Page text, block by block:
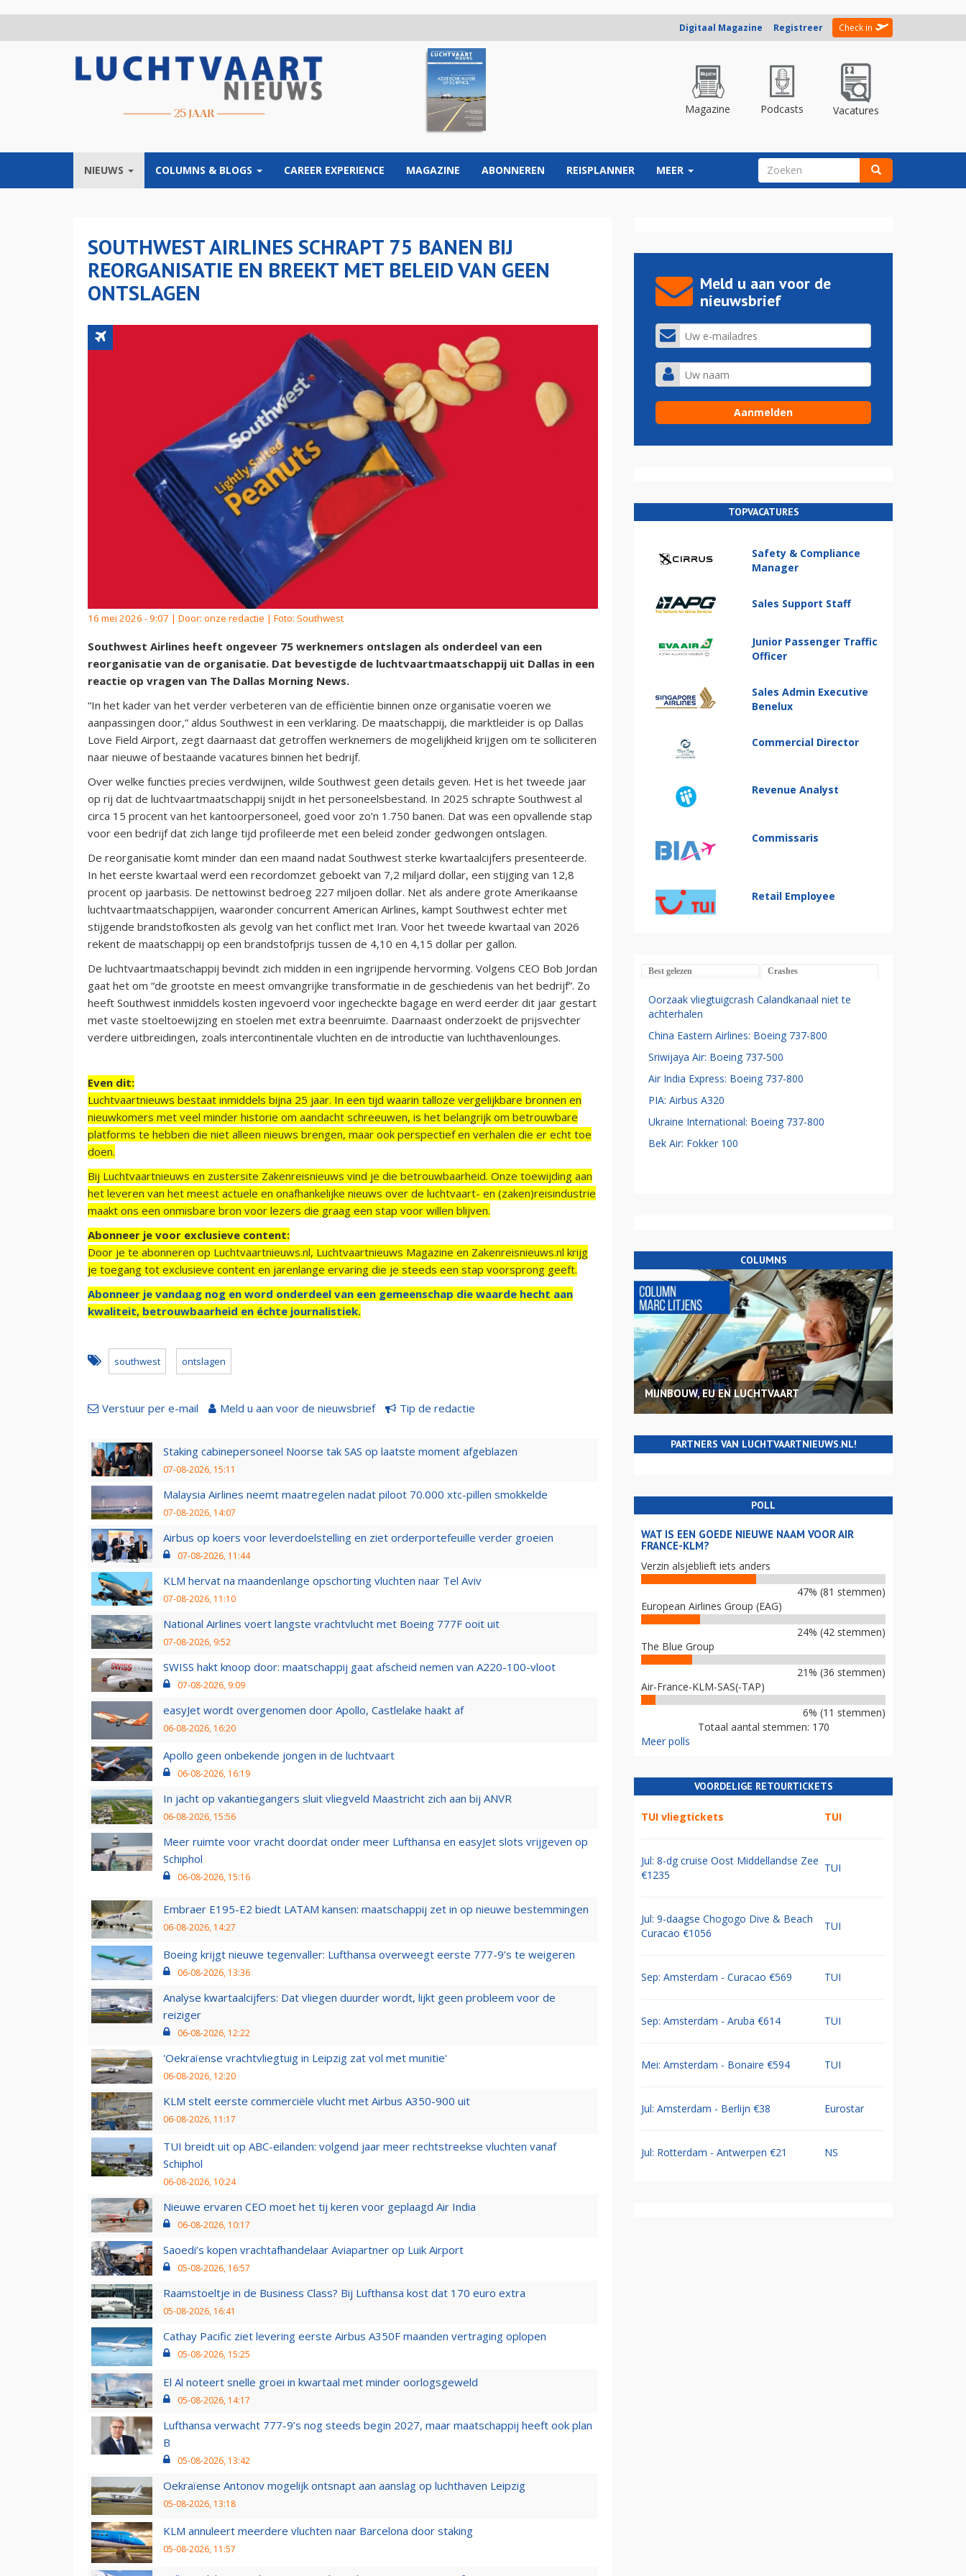
Digitaal Magazine Registreer Check in
Magazine Podcasts Vacatures
NIEUWS COLUMNS & BLOGS CAREER EXPERIENCE MAGAZINE ABONNEREN REISPLANNER MEER ZOEKVELD
SOUTHWEST AIRLINES SCHRAPT 75 BANEN BIJ
REORGANISATIE EN BREEKT MET BELEID VAN GEEN
ONTSLAGEN
16 mei 2026 - 9:07 | Door: onze redactie | Foto: Southwest
Southwest Airlines heeft ongeveer 75 werknemers ontslagen als onderdeel van een
reorganisatie van de organisatie. Dat bevestigde de luchtvaartmaatschappij uit Dallas in een
reactie op vragen van The Dallas Morning News.
“In het kader van het verder verbeteren van de efficiëntie binnen onze organisatie voeren we
aanpassingen door,” aldus Southwest in een verklaring. De maatschappij, die marktleider is op Dallas
Love Field Airport, zegt daarnaast dat getroffen werknemers de mogelijkheid krijgen om te solliciteren
naar nieuwe of bestaande vacatures binnen het bedrijf.
Over welke functies precies verdwijnen, wilde Southwest geen details geven. Het is het tweede jaar
op rij dat de luchtvaartmaatschappij snijdt in het personeelsbestand. In 2025 schrapte Southwest al
circa 15 procent van het kantoorpersoneel, goed voor zo’n 1.750 banen. Dat was een opvallende stap
voor een bedrijf dat zich lange tijd profileerde met een beleid zonder gedwongen ontslagen.
De reorganisatie komt minder dan een maand nadat Southwest sterke kwartaalcijfers presenteerde.
In het eerste kwartaal werd een recordomzet geboekt van 7,2 miljard dollar, een stijging van 12,8
procent op jaarbasis. De nettowinst bedroeg 227 miljoen dollar. Net als andere grote Amerikaanse
luchtvaartmaatschappijen, waaronder concurrent American Airlines, kampt Southwest echter met
stijgende brandstofkosten als gevolg van het conflict met Iran. Voor het tweede kwartaal van 2026
rekent de maatschappij op een brandstofprijs tussen de 4,10 en 4,15 dollar per gallon.
De luchtvaartmaatschappij bevindt zich midden in een ingrijpende hervorming. Volgens CEO Bob Jordan
gaat het om “de grootste en meest omvangrijke transformatie in de geschiedenis van het bedrijf”. Zo
heeft Southwest inmiddels kosten ingevoerd voor ingecheckte bagage en werd eerder dit jaar gestart
met vaste stoeltoewijzing en stoelen met extra beenruimte. Daarnaast onderzoekt de prijsvechter
verdere uitbreidingen, zoals intercontinentale vluchten en de introductie van luchthavenlounges.
Even dit:
Luchtvaartnieuws bestaat inmiddels bijna 25 jaar. In een tijd waarin talloze vergelijkbare bronnen en
nieuwkomers met veel minder historie om aandacht schreeuwen, is het belangrijk om betrouwbare
platforms te hebben die niet alleen nieuws brengen, maar ook perspectief en verhalen die er echt toe
doen.
Bij Luchtvaartnieuws en zustersite Zakenreisnieuws vind je die betrouwbaarheid. Onze toewijding aan
het leveren van het meest actuele en onafhankelijke nieuws over de luchtvaart- en (zaken)reisindustrie
maakt ons een onmisbare bron voor lezers die graag een stap voor willen blijven.
Abonneer je voor exclusieve content:
Door je te abonneren op Luchtvaartnieuws.nl, Luchtvaartnieuws Magazine en Zakenreisnieuws.nl krijg
je toegang tot exclusieve content en jarenlange ervaring die je steeds een stap voorsprong geeft.
Abonneer je vandaag nog en word onderdeel van een gemeenschap die waarde hecht aan
kwaliteit, betrouwbaarheid en échte journalistiek.
southwest ontslagen
Verstuur per e-mail Meld u aan voor de nieuwsbrief Tip de redactie
Staking cabinepersoneel Noorse tak SAS op laatste moment afgeblazen
07-08-2026, 15:11
Malaysia Airlines neemt maatregelen nadat piloot 70.000 xtc-pillen smokkelde
07-08-2026, 14:07
Airbus op koers voor leverdoelstelling en ziet orderportefeuille verder groeien
07-08-2026, 11:44
KLM hervat na maandenlange opschorting vluchten naar Tel Aviv
07-08-2026, 11:10
National Airlines voert langste vrachtvlucht met Boeing 777F ooit uit
07-08-2026, 9:52
SWISS hakt knoop door: maatschappij gaat afscheid nemen van A220-100-vloot
07-08-2026, 9:09
easyJet wordt overgenomen door Apollo, Castlelake haakt af
06-08-2026, 16:20
Apollo geen onbekende jongen in de luchtvaart
06-08-2026, 16:19
In jacht op vakantiegangers sluit vliegveld Maastricht zich aan bij ANVR
06-08-2026, 15:56
Meer ruimte voor vracht doordat onder meer Lufthansa en easyJet slots vrijgeven op
Schiphol
06-08-2026, 15:16
Embraer E195-E2 biedt LATAM kansen: maatschappij zet in op nieuwe bestemmingen
06-08-2026, 14:27
Boeing krijgt nieuwe tegenvaller: Lufthansa overweegt eerste 777-9’s te weigeren
06-08-2026, 13:36
Analyse kwartaalcijfers: Dat vliegen duurder wordt, lijkt geen probleem voor de
reiziger
06-08-2026, 12:22
'Oekraïense vrachtvliegtuig in Leipzig zat vol met munitie'
06-08-2026, 12:20
KLM stelt eerste commerciële vlucht met Airbus A350-900 uit
06-08-2026, 11:17
TUI breidt uit op ABC-eilanden: volgend jaar meer rechtstreekse vluchten vanaf
Schiphol
06-08-2026, 10:24
Nieuwe ervaren CEO moet het tij keren voor geplaagd Air India
06-08-2026, 10:17
Saoedi’s kopen vrachtafhandelaar Aviapartner op Luik Airport
05-08-2026, 16:57
Raamstoeltje in de Business Class? Bij Lufthansa kost dat 170 euro extra
05-08-2026, 16:41
Cathay Pacific ziet levering eerste Airbus A350F maanden vertraging oplopen
05-08-2026, 15:25
El Al noteert snelle groei in kwartaal met minder oorlogsgeweld
05-08-2026, 14:17
Lufthansa verwacht 777-9’s nog steeds begin 2027, maar maatschappij heeft ook plan
B
05-08-2026, 13:42
Oekraïense Antonov mogelijk ontsnapt aan aanslag op luchthaven Leipzig
05-08-2026, 13:18
KLM annuleert meerdere vluchten naar Barcelona door staking
05-08-2026, 11:57
Meld u aan voor de
nieuwsbrief
TOPVACATURES
Safety & Compliance
Manager
Sales Support Staff
Junior Passenger Traffic
Officer
Sales Admin Executive
Benelux
Commercial Director
Revenue Analyst
Commissaris
Retail Employee
Best gelezen Crashes
Oorzaak vliegtuigcrash Calandkanaal niet te
achterhalen
China Eastern Airlines: Boeing 737-800
Sriwijaya Air: Boeing 737-500
Air India Express: Boeing 737-800
PIA: Airbus A320
Ukraine International: Boeing 737-800
Bek Air: Fokker 100
COLUMNS
MIJNBOUW, EU EN LUCHTVAART
PARTNERS VAN LUCHTVAARTNIEUWS.NL!
POLL
WAT IS EEN GOEDE NIEUWE NAAM VOOR AIR
FRANCE-KLM?
Verzin alsjeblieft iets anders
47% (81 stemmen)
European Airlines Group (EAG)
24% (42 stemmen)
The Blue Group
21% (36 stemmen)
Air-France-KLM-SAS(-TAP)
6% (11 stemmen)
Totaal aantal stemmen: 170
Meer polls
VOORDELIGE RETOURTICKETS
TUI vliegtickets TUI
Jul: 8-dg cruise Oost Middellandse Zee
€1235
TUI
Jul: 9-daagse Chogogo Dive & Beach
Curacao €1056
TUI
Sep: Amsterdam - Curacao €569 TUI
Sep: Amsterdam - Aruba €614 TUI
Mei: Amsterdam - Bonaire €594 TUI
Jul: Amsterdam - Berlijn €38 Eurostar
Jul: Rotterdam - Antwerpen €21 NS